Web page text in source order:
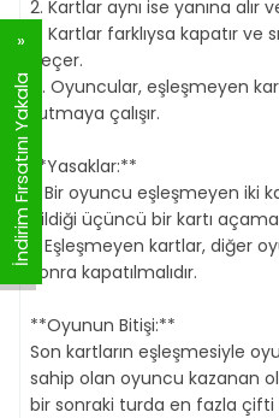
İndirim Fırsatını Yakala
2. Kartlar aynı ise yanına alır
3. Kartlar farklıysa kapatır
geçer.
4. Oyuncular, eşleşmeyen
tutmaya çalışır.
**Yasaklar:**
- Bir oyuncu eşleşmeyen iki
bildiği üçüncü bir kartı
- Eşleşmeyen kartlar, diğer
sonra kapatılmalıdır.
**Oyunun Bitişi:**
Son kartların eşleşmesiyle
sahip olan oyuncu kazanan
bir sonraki turda en fazla